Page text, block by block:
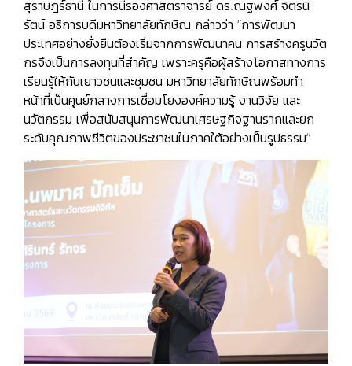
สุราษฎร์ธานี ในการนี้รองศาสตราจารย์ ดร.ณฐพงศ์ จิตรนิ
รัตน์ อธิการบดีมหาวิทยาลัยทักษิณ กล่าวว่า “การพัฒนา
ประเทศอย่างยั่งยืนต้องเริ่มจากการพัฒนาคน การสร้างครูนวัต
กรจึงเป็นการลงทุนที่สำคัญ เพราะครูคือผู้สร้างโอกาสทางการ
เรียนรู้ให้กับเยาวชนและชุมชน มหาวิทยาลัยทักษิณพร้อมทำ
หน้าที่เป็นศูนย์กลางการเชื่อมโยงองค์ความรู้ งานวิจัย และ
นวัตกรรม เพื่อสนับสนุนการพัฒนาเศรษฐกิจฐานรากและยก
ระดับคุณภาพชีวิตของประชาชนในภาคใต้อย่างเป็นรูปธรรม”